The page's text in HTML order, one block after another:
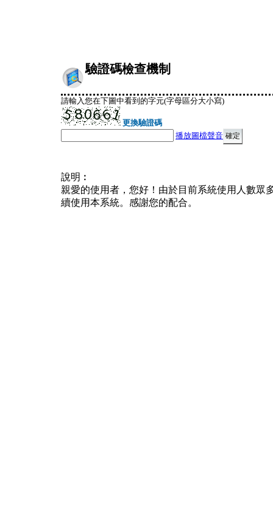
驗證碼檢查機制
請輸入您在下圖中看到的字元(字母區分大小寫)
更換驗證碼
播放圖檔聲音
說明︰
親愛的使用者，您好！由於目前系統使用人數眾
續使用本系統。感謝您的配合。